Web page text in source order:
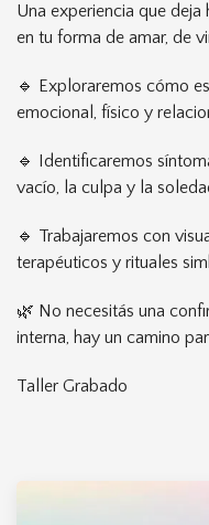
Una experiencia que
en tu forma de amar, de
🔹 Exploraremos cómo
emocional, físico y
🔹 Identificaremos
vacío, la culpa y la
🔹 Trabajaremos con
terapéuticos y rituales
🌿 No necesitás una
interna, hay un camino
Taller Grabado